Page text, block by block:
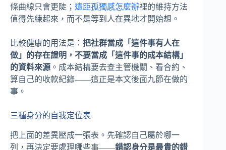
條曲線只會更陡； 遠距孤獨感怎麼辦裡的維持方法
值得先練起來，而不是等到人在異地才開始想。
比較健康的用法是： 把社群當成「這件事有人在
做」的存在證明，不要當成「這件事的成本結構」
的資料來源 。成本結構要去查主管機關、看合約、
算自己的收款紀錄——這正是本文後面九節在做的
事。
三種身分的自我定位表
把上面的差異壓成一張表。先確認自己屬於哪一
列，再決定要處理哪些事——錯認身分是最貴的錯